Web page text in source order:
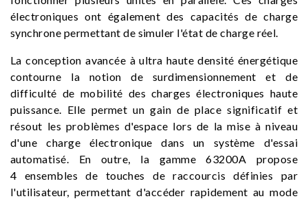
électroniques ont également des capacités de charge
synchrone permettant de simuler l'état de charge réel.
La conception avancée à ultra haute densité énergétique
contourne la notion de surdimensionnement et de
difficulté de mobilité des charges électroniques haute
puissance. Elle permet un gain de place significatif et
résout les problèmes d'espace lors de la mise à niveau
d'une charge électronique dans un système d'essai
automatisé. En outre, la gamme 63200A propose
4 ensembles de touches de raccourcis définies par
l'utilisateur, permettant d'accéder rapidement au mode